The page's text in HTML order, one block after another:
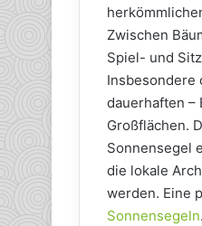
Zwischen
Spiel- und
Insbesondere
dauerhaften –
Großflächen.
Sonnensegel
die lokale
werden. Eine
Sonnensegeln